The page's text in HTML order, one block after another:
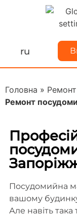
ru
Головна »
Ремонт
Посудомийна
вашому
Але навіть